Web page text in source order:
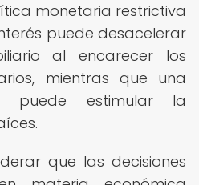
monetaria restrictiva
puede desacelerar
al encarecer los
mientras que una
puede estimular la
que las decisiones